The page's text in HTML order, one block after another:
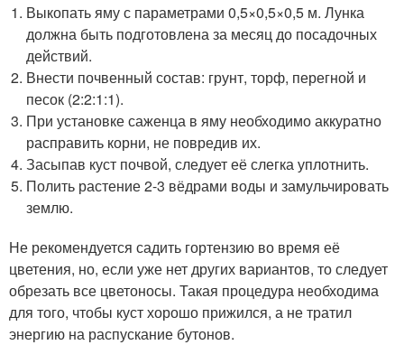
Выкопать яму с параметрами 0,5×0,5×0,5 м. Лунка
должна быть подготовлена за месяц до посадочных
действий.
Внести почвенный состав: грунт, торф, перегной и
песок (2:2:1:1).
При установке саженца в яму необходимо аккуратно
расправить корни, не повредив их.
Засыпав куст почвой, следует её слегка уплотнить.
Полить растение 2-3 вёдрами воды и замульчировать
землю.
Не рекомендуется садить гортензию во время её
цветения, но, если уже нет других вариантов, то следует
обрезать все цветоносы. Такая процедура необходима
для того, чтобы куст хорошо прижился, а не тратил
энергию на распускание бутонов.